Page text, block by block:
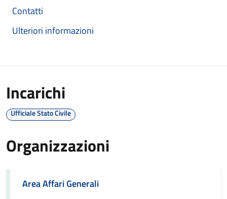
Contatti
Ulteriori informazioni
Incarichi
Ufficiale Stato Civile
Organizzazioni
Area Affari Generali